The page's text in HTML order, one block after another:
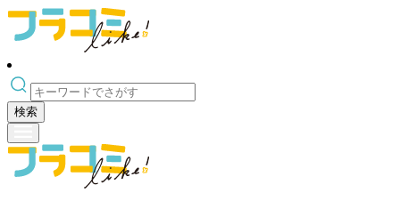
検索